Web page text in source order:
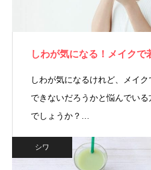
しわが気になる！メイクで
しわが気になるけれど、メイ
できないだろうかと悩んでい
でしょうか？…
シワ